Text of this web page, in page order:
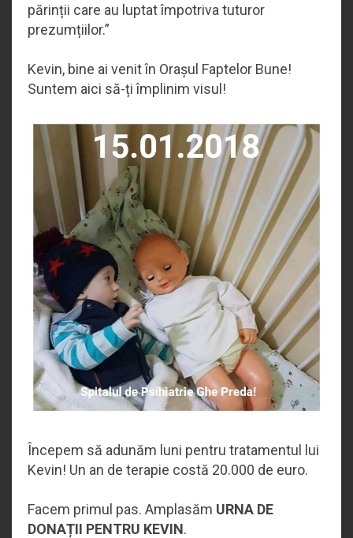
părinții care au luptat împotriva tuturor
prezumțiilor.”
Kevin, bine ai venit în Orașul Faptelor Bune!
Suntem aici să-ți împlinim visul!
Începem să adunăm luni pentru tratamentul lui
Kevin! Un an de terapie costă 20.000 de euro.
Facem primul pas. Amplasăm URNA DE
DONAȚII PENTRU KEVIN.